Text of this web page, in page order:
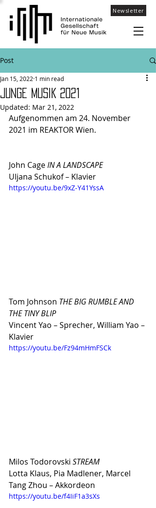
Newsletter
Post
JUNGE MUSIK 2021
Jan 15, 2022 1 min read
Updated: Mar 21, 2022
Aufgenommen am 24. November
2021 im REAKTOR Wien.
John Cage IN A LANDSCAPE
Uljana Schukof – Klavier
https://youtu.be/9xZ-Y41YssA
Tom Johnson THE BIG RUMBLE AND
THE TINY BLIP
Vincent Yao – Sprecher, William Yao –
Klavier
https://youtu.be/Fz94mHmFSCk
Milos Todorovski STREAM
Lotta Klaus, Pia Madlener, Marcel
Tang Zhou – Akkordeon
https://youtu.be/f4IiF1a3sXs